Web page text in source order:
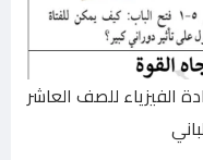
الفيزياء للصف العاشر